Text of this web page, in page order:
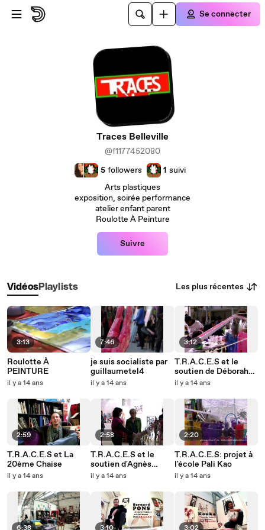
Passer au contenu principal
Se connecter
Traces Belleville
@f1177452080
5 followers 1 suivi
Arts plastiques
exposition, soirée performance
atelier enfant parent
Roulotte À Peinture
Suivre
VidéosPlaylists Les plus récentes
3:13
Roulotte À
PEINTURE
il y a 14 ans
2:59
T.R.A.C.E.S et La
20ème Chaise
il y a 14 ans
7:46
je suis socialiste par
guillaumetel4
il y a 14 ans
2:58
T.R.A.C.E.S et le
soutien d'Agnès
Truchot
il y a 14 ans
3:12
T.R.A.C.E.S et le
soutien de Déborah
Gentès
il y a 14 ans
2:20
T.R.A.C.E.S: projet à
l'école Pali Kao
il y a 14 ans